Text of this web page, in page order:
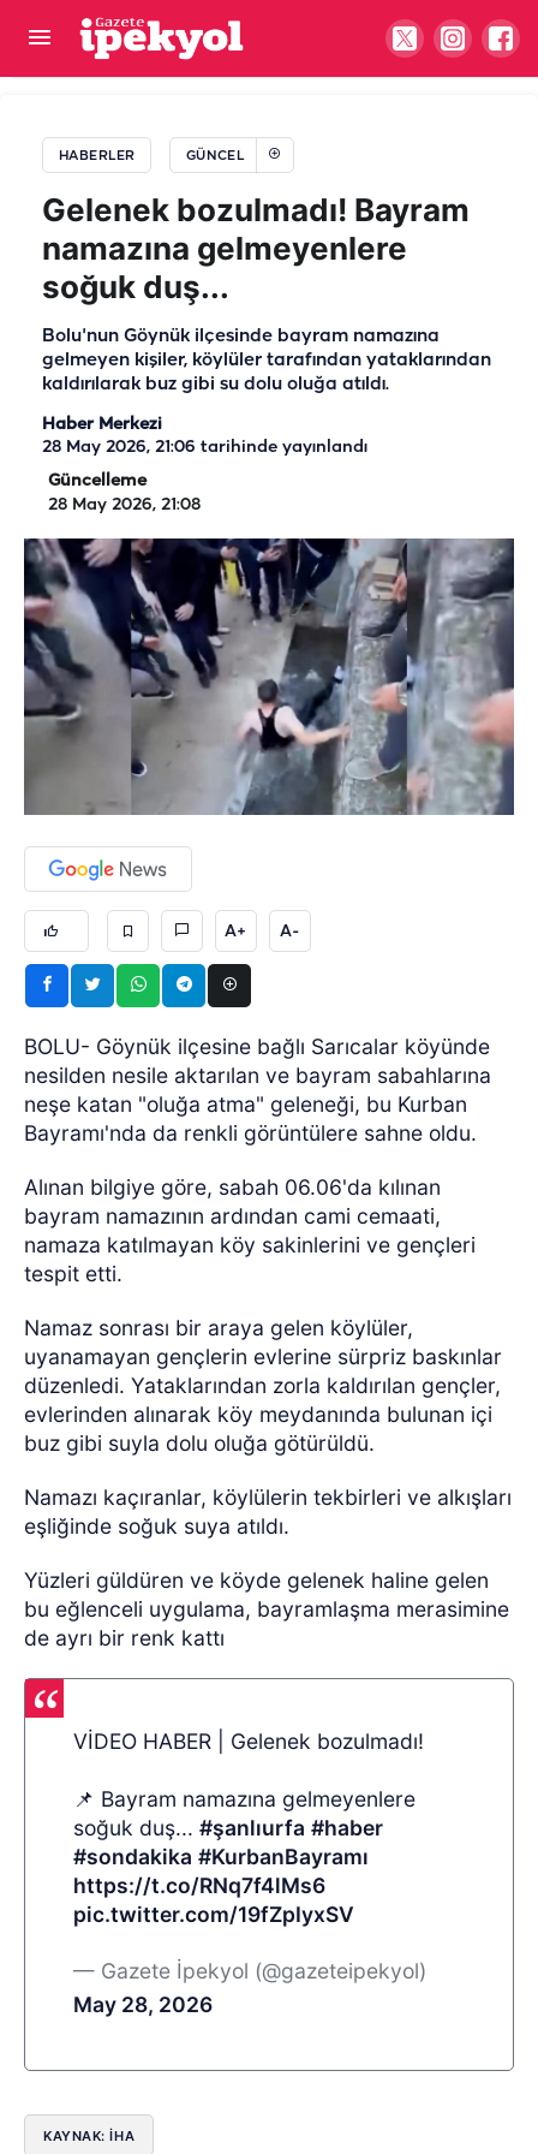
HABERLER GÜNCEL
Gelenek bozulmadı! Bayram
namazına gelmeyenlere
soğuk duş...
Bolu'nun Göynük ilçesinde bayram namazına
gelmeyen kişiler, köylüler tarafından yataklarından
kaldırılarak buz gibi su dolu oluğa atıldı.
Haber Merkezi
28 May 2026, 21:06 tarihinde yayınlandı
Güncelleme
28 May 2026, 21:08
A+ A-
BOLU- Göynük ilçesine bağlı Sarıcalar köyünde
nesilden nesile aktarılan ve bayram sabahlarına
neşe katan "oluğa atma" geleneği, bu Kurban
Bayramı'nda da renkli görüntülere sahne oldu.
Alınan bilgiye göre, sabah 06.06'da kılınan
bayram namazının ardından cami cemaati,
namaza katılmayan köy sakinlerini ve gençleri
tespit etti.
Namaz sonrası bir araya gelen köylüler,
uyanamayan gençlerin evlerine sürpriz baskınlar
düzenledi. Yataklarından zorla kaldırılan gençler,
evlerinden alınarak köy meydanında bulunan içi
buz gibi suyla dolu oluğa götürüldü.
Namazı kaçıranlar, köylülerin tekbirleri ve alkışları
eşliğinde soğuk suya atıldı.
Yüzleri güldüren ve köyde gelenek haline gelen
bu eğlenceli uygulama, bayramlaşma merasimine
de ayrı bir renk kattı
VİDEO HABER | Gelenek bozulmadı!
📌 Bayram namazına gelmeyenlere
soğuk duş...#şanlıurfa #haber
#sondakika #KurbanBayramı
https://t.co/RNq7f4lMs6
pic.twitter.com/19fZpIyxSV
— Gazete İpekyol (@gazeteipekyol)
May 28, 2026
KAYNAK: İHA
Şanlıurfa'da yıllarca görev yapmıştı: Doktorun